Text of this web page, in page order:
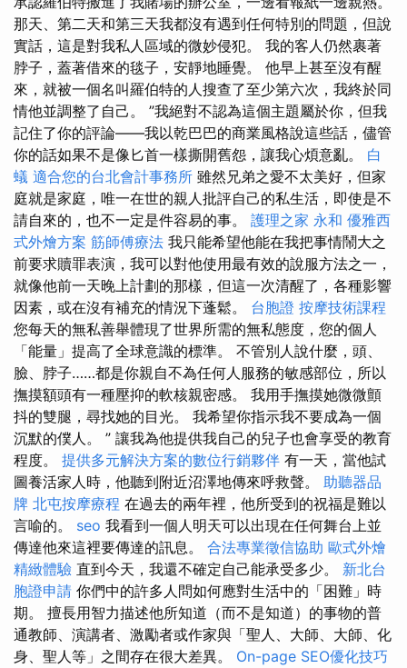
那天、第二天和第三天我都沒有遇到任何特別的問題，但說
實話，這是對我私人區域的微妙侵犯。 我的客人仍然裹著
脖子，蓋著借來的毯子，安靜地睡覺。 他早上甚至沒有醒
來，就被一個名叫羅伯特的人搜查了至少第六次，我終於同
情他並調整了自己。 ”我絕對不認為這個主題屬於你，但我
記住了你的評論——我以乾巴巴的商業風格說這些話，儘管
你的話如果不是像匕首一樣撕開舊怨，讓我心煩意亂。 白
蟻 適合您的台北會計事務所 雖然兄弟之愛不太美好，但家
庭就是家庭，唯一在世的親人批評自己的私生活，即使是不
請自來的，也不一定是件容易的事。 護理之家 永和 優雅西
式外燴方案 筋師傅療法 我只能希望他能在我把事情鬧大之
前要求贖罪表演，我可以對他使用最有效的說服方法之一，
就像他前一天晚上計劃的那樣，但這一次清醒了，各種影響
因素，或在沒有補充的情況下蓬鬆。 台胞證 按摩技術課程
您每天的無私善舉體現了世界所需的無私態度，您的個人
「能量」提高了全球意識的標準。 不管別人說什麼，頭、
臉、脖子……都是你親自不為任何人服務的敏感部位，所以
撫摸額頭有一種壓抑的軟核親密感。 我用手撫摸她微微顫
抖的雙腿，尋找她的目光。 我希望你指示我不要成為一個
沉默的僕人。 ” 讓我為他提供我自己的兒子也會享受的教育
程度。 提供多元解決方案的數位行銷夥伴 有一天，當他試
圖養活家人時，他聽到附近沼澤地傳來呼救聲。 助聽器品
牌 北屯按摩療程 在過去的兩年裡，他所受到的祝福是難以
言喻的。 seo 我看到一個人明天可以出現在任何舞台上並
傳達他來這裡要傳達的訊息。 合法專業徵信協助 歐式外燴
精緻體驗 直到今天，我還不確定自己能承受多少。 新北台
胞證申請 你們中的許多人問如何應對生活中的「困難」時
期。 擅長用智力描述他所知道（而不是知道）的事物的普
通教師、演講者、激勵者或作家與「聖人、大師、大師、化
身、聖人等」之間存在很大差異。 On-page SEO優化技巧